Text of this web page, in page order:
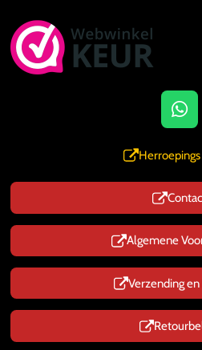
W
h
a
s
A
p
p
Herroepings
Algemene
Verzending